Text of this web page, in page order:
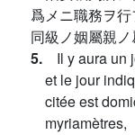
爲メニ職務ヲ
同級ノ姻屬親
5. Il y aura un
et le jour
citée est
myriamètres,